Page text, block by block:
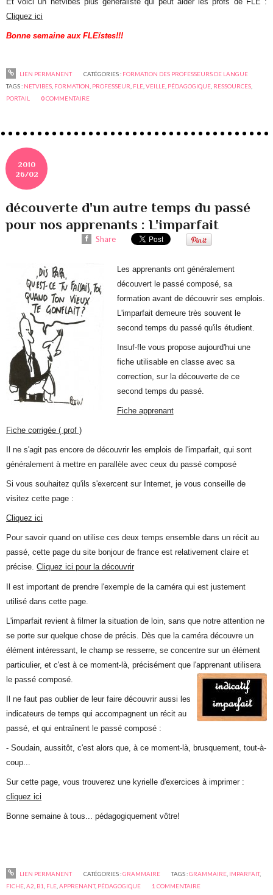
Cliquez ici
Bonne semaine aux FLEïstes!!!
LIEN PERMANENT CATÉGORIES : FORMATION DES PROFESSEURS DE LANGUE
TAGS : NETVIBES FORMATION PROFESSEUR FLE ,VEILLE PÉDAGOGIQUE RESSOURCES
PORTAIL
0COMMENTAIRE
2010
26/02
découverte d'un autre temps du passé
pour nos apprenants : L'imparfait
Share
Les apprenants ont généralement
découvert le passé composé, sa
formation avant de découvrir ses emplois.
L'imparfait demeure très souvent le
second temps du passé qu'ils étudient.
Insuf-fle vous propose aujourd'hui une
fiche utilisable en classe avec sa
correction, sur la découverte de ce
second temps du passé.
Fiche apprenant
Fiche corrigée ( prof )
Il ne s'agit pas encore de découvrir les emplois de l'imparfait, qui sont
généralement à mettre en parallèle avec ceux du passé composé
Si vous souhaitez qu'ils s'exercent sur Internet, je vous conseille de
visitez cette page :
Cliquez ici
Pour savoir quand on utilise ces deux temps ensemble dans un récit au
passé, cette page du site bonjour de france est relativement claire et
précise.Cliquez ici pour la découvrir
Il est important de prendre l'exemple de la caméra qui est justement
utilisé dans cette page.
L'imparfait revient à filmer la situation de loin, sans que notre attention ne
se porte sur quelque chose de précis. Dès que la caméra découvre un
élément intéressant, le champ se resserre, se concentre sur un élément
particulier, et c'est à ce moment-là, précisément que l'apprenant utilisera
le passé composé.
Il ne faut pas oublier de leur faire découvrir aussi les
indicateurs de temps qui accompagnent un récit au
passé, et qui entraînent le passé composé :
- Soudain, aussitôt, c'est alors que, à ce moment-là, brusquement, tout-à-
coup...
Sur cette page, vous trouverez une kyrielle d'exercices à imprimer :
cliquez ici
Bonne semaine à tous... pédagogiquement vôtre!
LIEN PERMANENT CATÉGORIES :GRAMMAIRE TAGS :GRAMMAIRE, IMPARFAIT,
FICHE ,A2 B1 FLE ,APPRENANT, PÉDAGOGIQUE 1 COMMENTAIRE